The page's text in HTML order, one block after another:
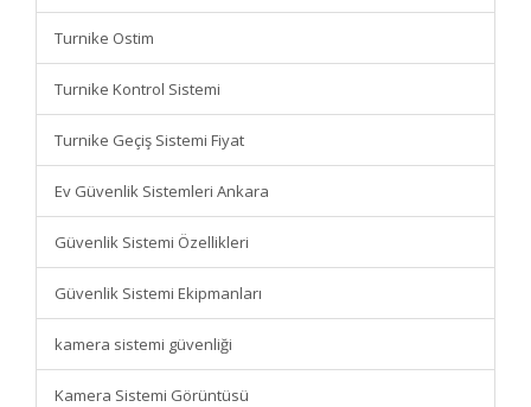
Turnike Ostim
Turnike Kontrol Sistemi
Turnike Geçiş Sistemi Fiyat
Ev Güvenlik Sistemleri Ankara
Güvenlik Sistemi Özellikleri
Güvenlik Sistemi Ekipmanları
kamera sistemi güvenliği
Kamera Sistemi Görüntüsü